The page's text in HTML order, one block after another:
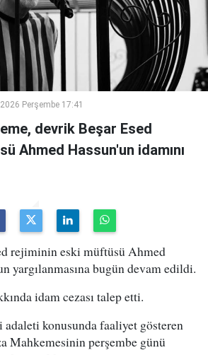
Perşembe 17:41
devrik Beşar Esed
Ahmed Hassun'un idamını
rejiminin eski müftüsü Ahmed
yargılanmasına bugün devam edildi.
idam cezası talep etti.
adaleti konusunda faaliyet gösteren
Mahkemesinin perşembe günü